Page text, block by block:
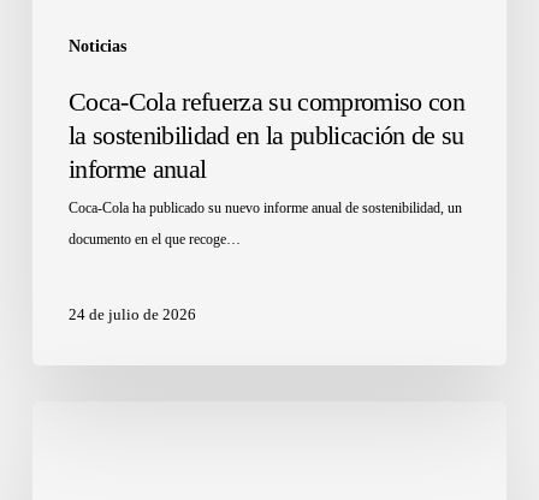
Noticias
Coca-Cola refuerza su compromiso con
la sostenibilidad en la publicación de su
informe anual
Coca-Cola ha publicado su nuevo informe anual de sostenibilidad, un
documento en el que recoge…
24 de julio de 2026